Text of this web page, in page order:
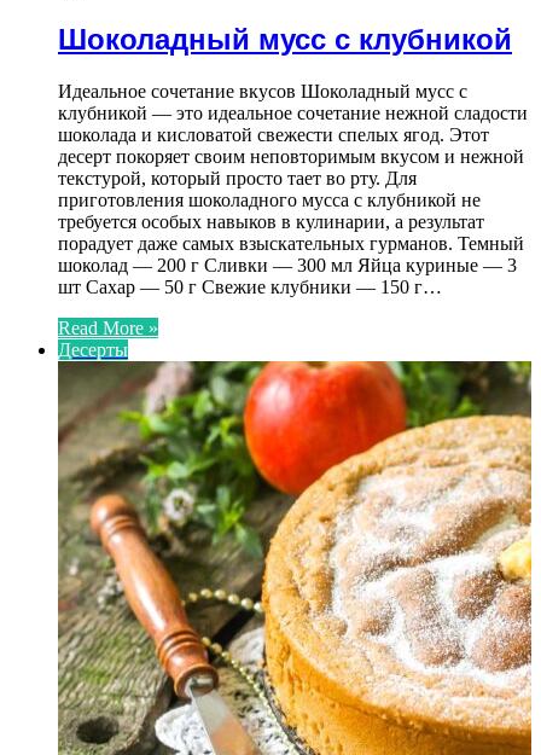
Шоколадный мусс с клубникой
Идеальное сочетание вкусов Шоколадный мусс с
клубникой — это идеальное сочетание нежной сладости
шоколада и кисловатой свежести спелых ягод. Этот
десерт покоряет своим неповторимым вкусом и нежной
текстурой, который просто тает во рту. Для
приготовления шоколадного мусса с клубникой не
требуется особых навыков в кулинарии, а результат
порадует даже самых взыскательных гурманов. Темный
шоколад — 200 г Сливки — 300 мл Яйца куриные — 3
шт Сахар — 50 г Свежие клубники — 150 г…
Read More »
Десерты